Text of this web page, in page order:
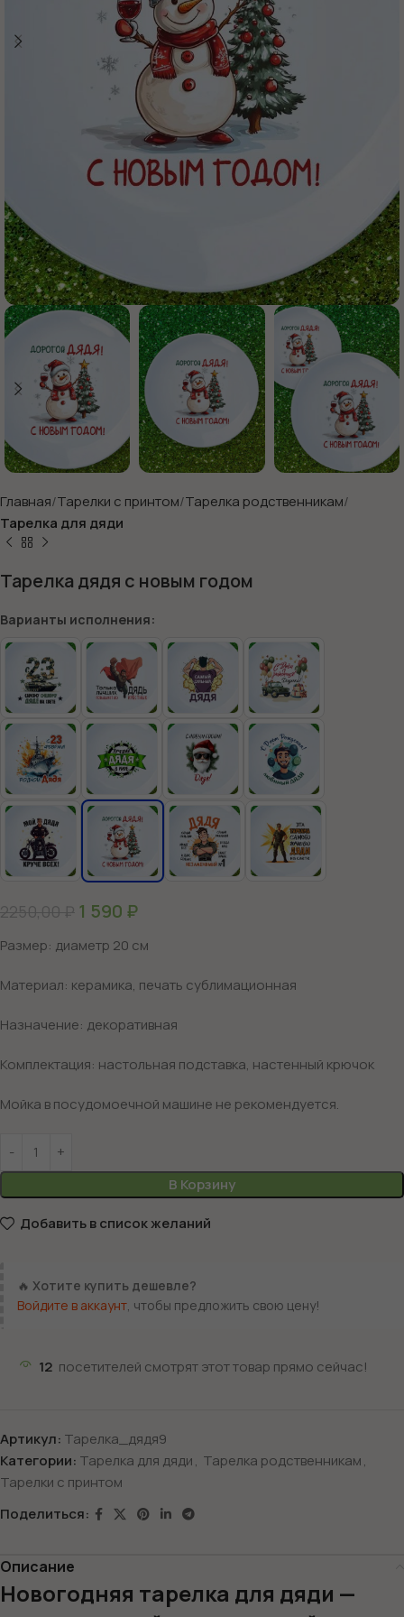
Главная Тарелки с принтом Тарелка родственникам
Тарелка для дяди
Тарелка дядя с новым годом
Варианты исполнения:
2250,00₽ 1 590 ₽
Размер: диаметр 20 см
Материал: керамика, печать сублимационная
Назначение: декоративная
Комплектация: настольная подставка, настенный крючок
Мойка в посудомоечной машине не рекомендуется.
В Корзину
Добавить в список желаний
🔥 Хотите купить дешевле?
Войдите в аккаунт , чтобы предложить свою цену!
12 посетителей смотрят этот товар прямо сейчас!
Артикул: Тарелка_дядя9
Категории: Тарелка для дяди, Тарелка родственникам,
Тарелки с принтом
Поделиться:
Описание
Новогодняя тарелка для дяди —